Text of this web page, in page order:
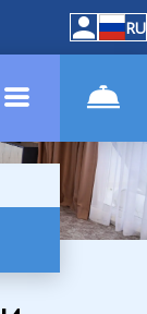
RU